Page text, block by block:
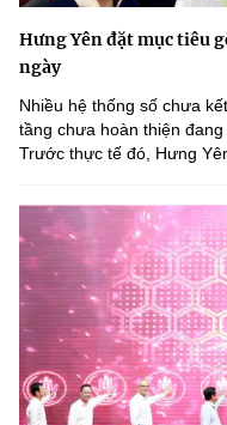
Hưng Yên đặt mục tiêu
ngày
Nhiều hệ thống số chưa
tầng chưa hoàn thiện
Trước thực tế đó, Hưng